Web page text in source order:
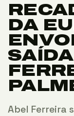
DA
Abel Ferreira